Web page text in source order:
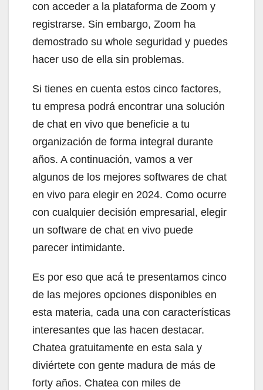
con acceder a la plataforma de Zoom y
registrarse. Sin embargo, Zoom ha
demostrado su whole seguridad y puedes
hacer uso de ella sin problemas.
Si tienes en cuenta estos cinco factores,
tu empresa podrá encontrar una solución
de chat en vivo que beneficie a tu
organización de forma integral durante
años. A continuación, vamos a ver
algunos de los mejores softwares de chat
en vivo para elegir en 2024. Como ocurre
con cualquier decisión empresarial, elegir
un software de chat en vivo puede
parecer intimidante.
Es por eso que acá te presentamos cinco
de las mejores opciones disponibles en
esta materia, cada una con características
interesantes que las hacen destacar.
Chatea gratuitamente en esta sala y
diviértete con gente madura de más de
forty años. Chatea con miles de